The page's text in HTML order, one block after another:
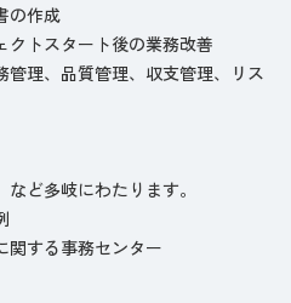
の作成
クトスタート後の業務改善
管理、品質管理、収支管理、リス
ど多岐にわたります。
関する事務センター